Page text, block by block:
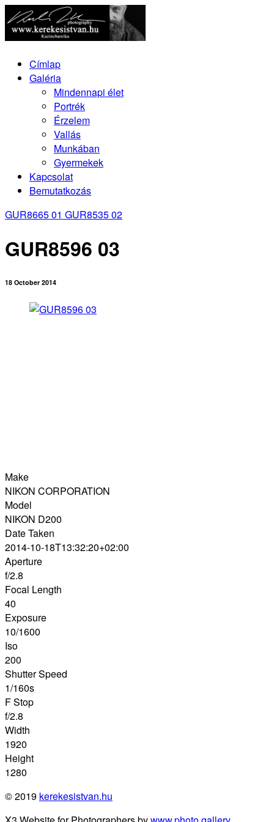
Címlap
Galéria
Mindennapi élet
Portrék
Érzelem
Vallás
Munkában
Gyermekek
Kapcsolat
Bemutatkozás
GUR8665 01 GUR8535 02
GUR8596 03
18 October 2014
Make
NIKON CORPORATION
Model
NIKON D200
Date Taken
2014-10-18T13:32:20+02:00
Aperture
f/2.8
Focal Length
40
Exposure
10/1600
Iso
200
Shutter Speed
1/160s
F Stop
f/2.8
Width
1920
Height
1280
© 2019 kerekesistvan.hu